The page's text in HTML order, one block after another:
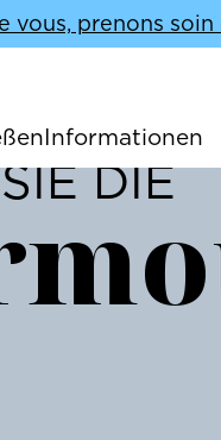
vous, prenons soin
Informationen
DIE